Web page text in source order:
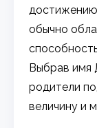
обычно
Выбрав имя
родители
величину и